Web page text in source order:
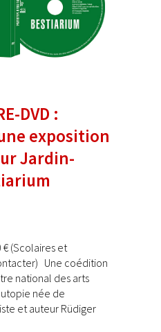
DVD :
exposition
Jardin-
€ (Scolaires et
Une coédition
national des arts
née de
et auteur Rüdiger